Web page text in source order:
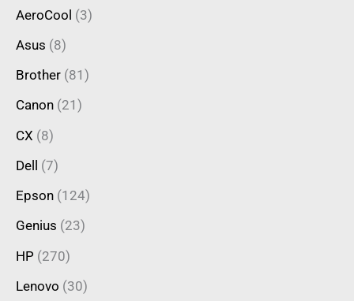
AeroCool (3)
Asus (8)
Brother (81)
Canon (21)
CX (8)
Dell (7)
Epson (124)
Genius (23)
HP (270)
Lenovo (30)